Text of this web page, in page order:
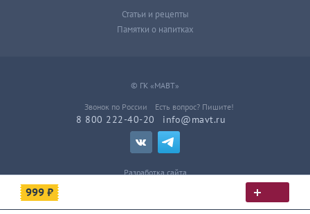
999 ₽
Статьи и рецепты
Памятки о напитках
© ГК «МАВТ»
Звонок по России
8 800 222-40-20
Есть вопрос? Пишите!
info@mavt.ru
Разработка сайта